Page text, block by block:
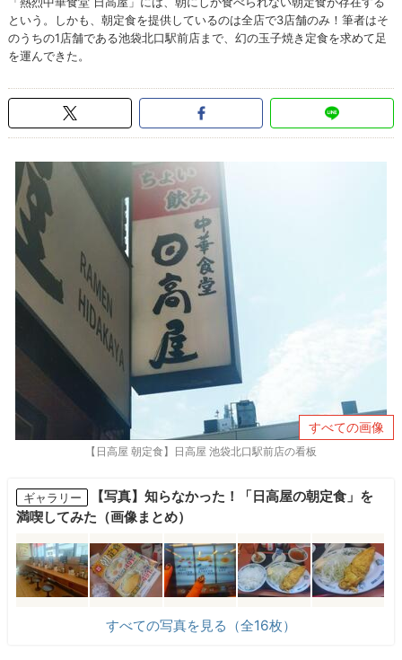
という。しかも、朝定食を提供しているのは全店で3店舗のみ！筆者はそ
のうちの1店舗である池袋北口駅前店まで、幻の玉子焼き定食を求めて足
を運んできた。
すべての画像
【日高屋 朝定食】日高屋 池袋北口駅前店の看板
ギャラリー
【写真】知らなかった！「日高屋の朝定食」を
満喫してみた（画像まとめ）
すべての写真を見る（全16枚）